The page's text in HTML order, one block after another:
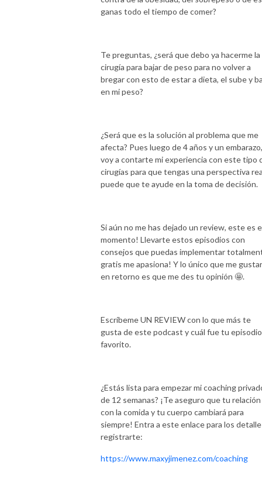
ganas todo el tiempo de comer?
Te preguntas, ¿será que debo ya hacerme la
cirugía para bajar de peso para no volver a
bregar con esto de estar a dieta, el sube y
en mi peso?
¿Será que es la solución al problema que me
afecta? Pues luego de 4 años y un embarazo,
voy a contarte mi experiencia con este tipo
cirugías para que tengas una perspectiva
puede que te ayude en la toma de decisión.
Si aún no me has dejado un review, este es
momento! Llevarte estos episodios con
consejos que puedas implementar
gratis me apasiona! Y lo único que me
en retorno es que me des tu opinión 🤩.
Escríbeme UN REVIEW con lo que más te
gusta de este podcast y cuál fue tu episodio
favorito.
¿Estás lista para empezar mi coaching
de 12 semanas? ¡Te aseguro que tu relación
con la comida y tu cuerpo cambiará para
siempre! Entra a este enlace para los
registrarte:
https://www.maxyjimenez.com/coaching